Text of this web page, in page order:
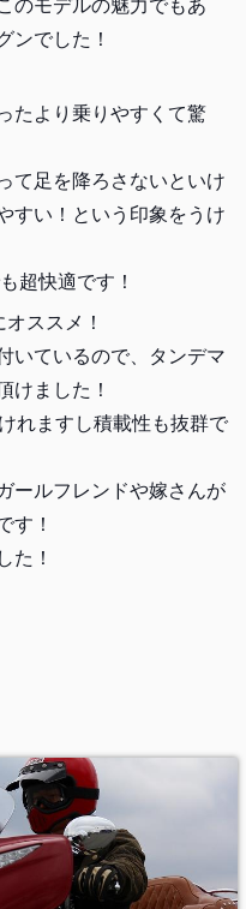
のモデルの魅力でもあ
ンでした！
たより乗りやすくて驚
て足を降ろさないといけ
すい！という印象をうけ
超快適です！
ススメ！
いているので、タンデマ
けました！
れますし積載性も抜群で
ールフレンドや嫁さんが
す！
た！